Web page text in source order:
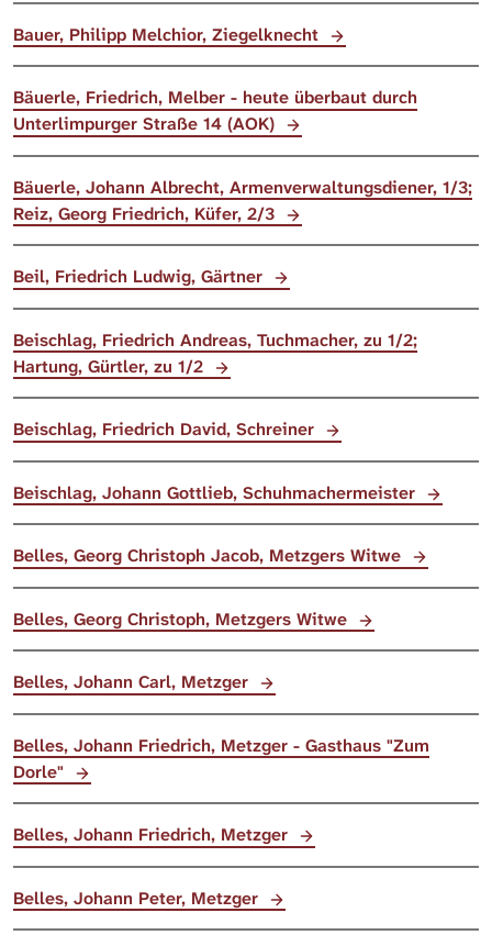
Bauer, Philipp Melchior, Ziegelknecht
Bäuerle, Friedrich, Melber - heute überbaut durch
Unterlimpurger Straße 14 (AOK)
Bäuerle, Johann Albrecht, Armenverwaltungsdiener, 1/3;
Reiz, Georg Friedrich, Küfer, 2/3
Beil, Friedrich Ludwig, Gärtner
Beischlag, Friedrich Andreas, Tuchmacher, zu 1/2;
Hartung, Gürtler, zu 1/2
Beischlag, Friedrich David, Schreiner
Beischlag, Johann Gottlieb, Schuhmachermeister
Belles, Georg Christoph Jacob, Metzgers Witwe
Belles, Georg Christoph, Metzgers Witwe
Belles, Johann Carl, Metzger
Belles, Johann Friedrich, Metzger - Gasthaus "Zum
Dorle"
Belles, Johann Friedrich, Metzger
Belles, Johann Peter, Metzger